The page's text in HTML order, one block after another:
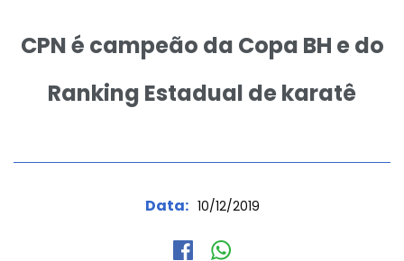
Agenda de Eventos
Dúvidas
HORÁRIOS
CPN é campeão da Copa BH e do
Ranking Estadual de karatê
Data: 10/12/2019